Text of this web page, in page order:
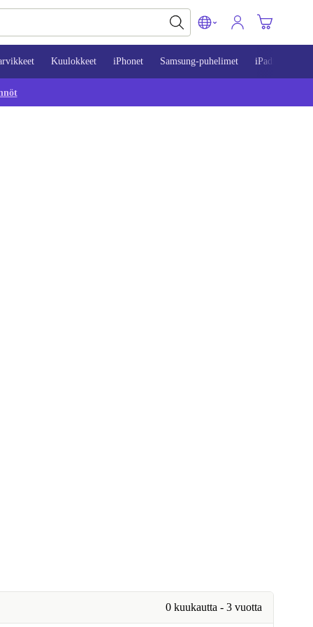
Kuulokkeet iPhonet Samsung-puhelimet iPadit
0 kuukautta - 3 vuotta